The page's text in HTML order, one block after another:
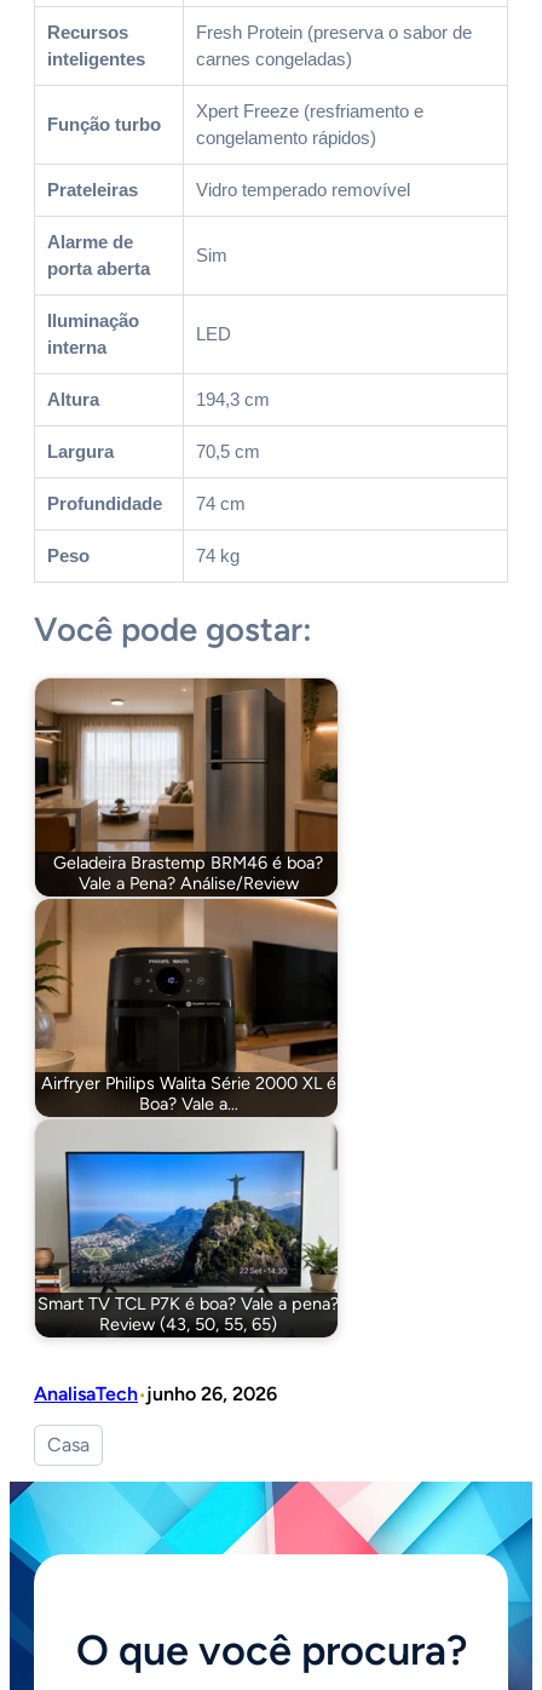
Recursos
inteligentes
Fresh Protein (preserva o sabor de
carnes congeladas)
Função turbo
Xpert Freeze (resfriamento e
congelamento rápidos)
Prateleiras Vidro temperado removível
Alarme de
porta aberta
Sim
Iluminação
interna
LED
Altura 194,3 cm
Largura 70,5 cm
Profundidade 74 cm
Peso 74 kg
Você pode gostar:
Geladeira Brastemp BRM46 é boa?
Vale a Pena? Análise/Review
Airfryer Philips Walita Série 2000 XL é
Boa? Vale a…
Smart TV TCL P7K é boa? Vale a pena?
Review (43, 50, 55, 65)
AnalisaTech•junho 26, 2026
Casa
O que você procura?